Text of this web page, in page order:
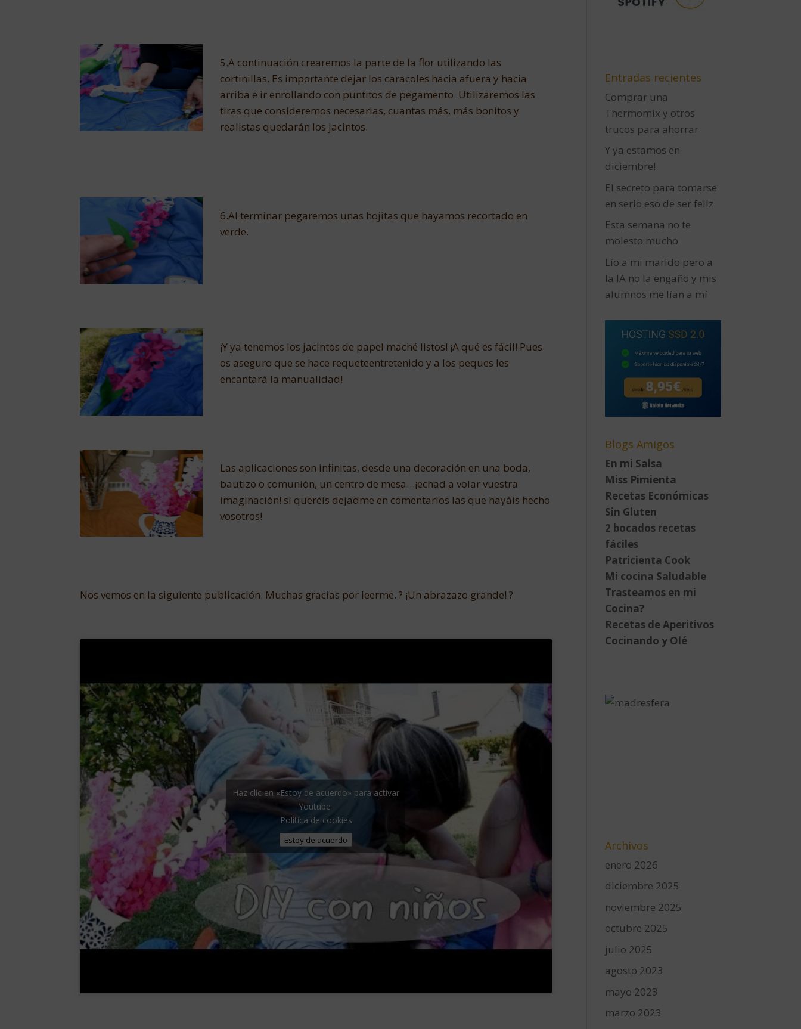
5.A continuación crearemos la parte de la flor utilizando las
cortinillas. Es importante dejar los caracoles hacia afuera y hacia
arriba e ir enrollando con puntitos de pegamento. Utilizaremos las
tiras que consideremos necesarias, cuantas más, más bonitos y
realistas quedarán los jacintos.
6.Al terminar pegaremos unas hojitas que hayamos recortado en
verde.
¡Y ya tenemos los jacintos de papel maché listos! ¡A qué es fácil! Pues
os aseguro que se hace requeteentretenido y a los peques les
encantará la manualidad!
Las aplicaciones son infinitas, desde una decoración en una boda,
bautizo o comunión, un centro de mesa…¡echad a volar vuestra
imaginación! si queréis dejadme en comentarios las que hayáis hecho
vosotros!
Nos vemos en la siguiente publicación. Muchas gracias por leerme. ? ¡Un abrazazo grande! ?
Haz clic en «Estoy de acuerdo» para activar
Youtube
Política de cookies
Estoy de acuerdo
Entradas recientes
Comprar una
Thermomix y otros
trucos para ahorrar
Y ya estamos en
diciembre!
El secreto para tomarse
en serio eso de ser feliz
Esta semana no te
molesto mucho
Lío a mi marido pero a
la IA no la engaño y mis
alumnos me lían a mí
Blogs Amigos
En mi Salsa
Miss Pimienta
Recetas Económicas
Sin Gluten
2 bocados recetas
fáciles
Patricienta Cook
Mi cocina Saludable
Trasteamos en mi
Cocina?
Recetas de Aperitivos
Cocinando y Olé
Archivos
enero 2026
diciembre 2025
noviembre 2025
octubre 2025
julio 2025
agosto 2023
mayo 2023
marzo 2023